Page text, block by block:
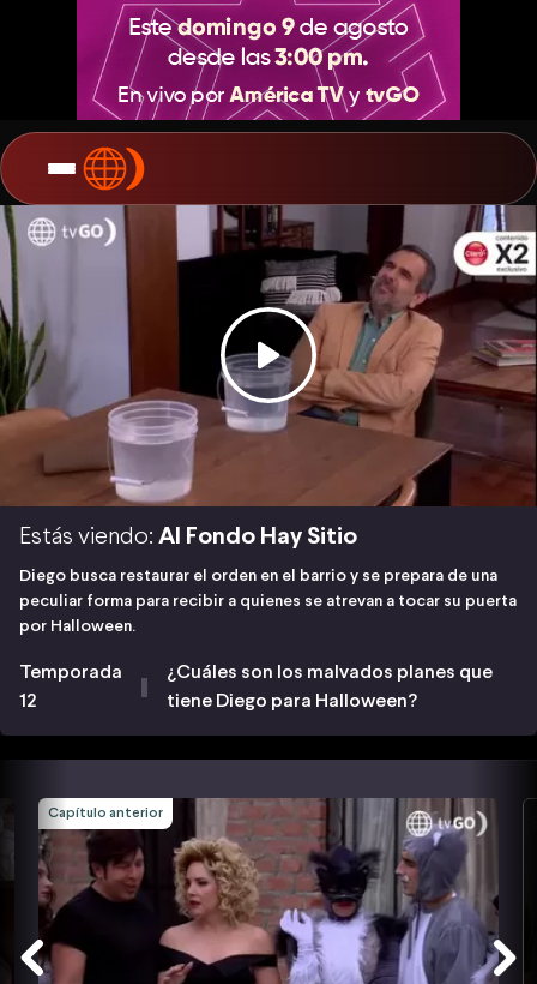
Estás viendo: Al Fondo Hay Sitio
Diego busca restaurar el orden en el barrio y se prepara de una
peculiar forma para recibir a quienes se atrevan a tocar su puerta
por Halloween.
Temporada
12
¿Cuáles son los malvados planes que
tiene Diego para Halloween?
Capítulo anterior